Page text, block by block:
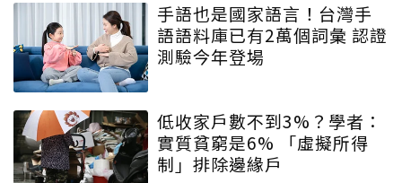
手語也是國家語言！台灣手
語語料庫已有2萬個詞彙 認證
測驗今年登場
低收家戶數不到3%？學者：
實質貧窮是6% 「虛擬所得
制」排除邊緣戶